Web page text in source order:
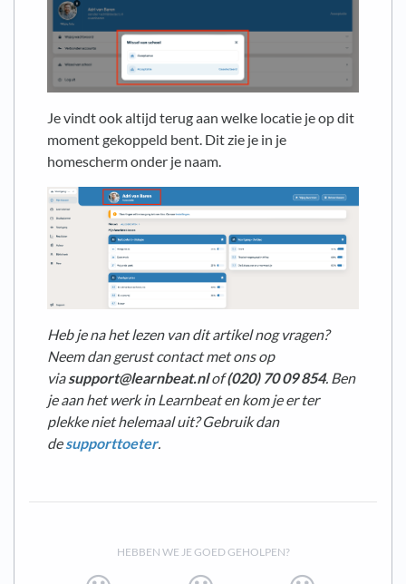
Je vindt ook altijd terug aan welke locatie je op dit
moment gekoppeld bent. Dit zie je in je
homescherm onder je naam.
Heb je na het lezen van dit artikel nog vragen?
Neem dan gerust contact met ons op
viasupport@learnbeat.nlof(020) 70 09 854. Ben
je aan het werk in Learnbeat en kom je er ter
plekke niet helemaal uit? Gebruik dan
de supporttoeter.
HEBBEN WE JE GOED GEHOLPEN?